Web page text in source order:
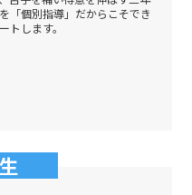
「個別指導」だからこそでき
トします。